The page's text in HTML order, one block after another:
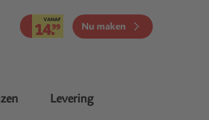
VANAF
14.99 Nu maken
Levering